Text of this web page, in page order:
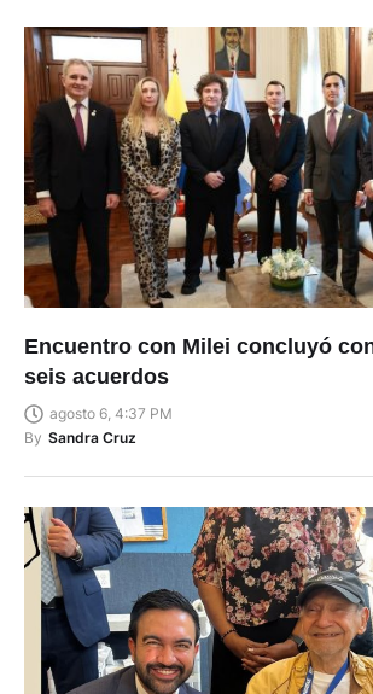
Encuentro con Milei concluyó
seis acuerdos
agosto 6, 4:37 PM
By Sandra Cruz